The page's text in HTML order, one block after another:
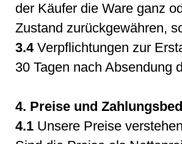
der Käufer die Ware ganz
Zustand zurückgewähren,
3.4Verpflichtungen zur
30 Tagen nach Absendung
4. Preise und
4.1 Unsere Preise